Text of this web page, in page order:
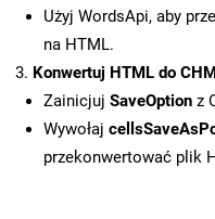
Użyj WordsApi, aby
na HTML.
Konwertuj HTML do
Zainicjuj SaveOption z
Wywołaj
przekonwertować plik